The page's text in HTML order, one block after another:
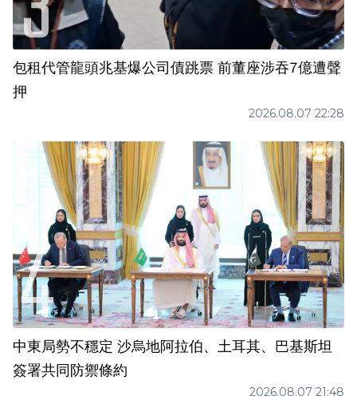
包租代管龍頭兆基爆公司債跳票 前董座涉吞7億遭聲
押
2026.08.07 22:28
中東局勢不穩定 沙烏地阿拉伯、土耳其、巴基斯坦
簽署共同防禦條約
2026.08.07 21:48